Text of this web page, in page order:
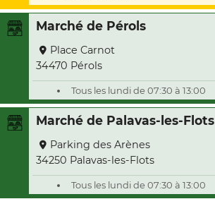
Marché de Pérols
Place Carnot
34470 Pérols
Tous les lundi de 07:30 à 13:00
Marché de Palavas-les-Flots
Parking des Arènes
34250 Palavas-les-Flots
Tous les lundi de 07:30 à 13:00